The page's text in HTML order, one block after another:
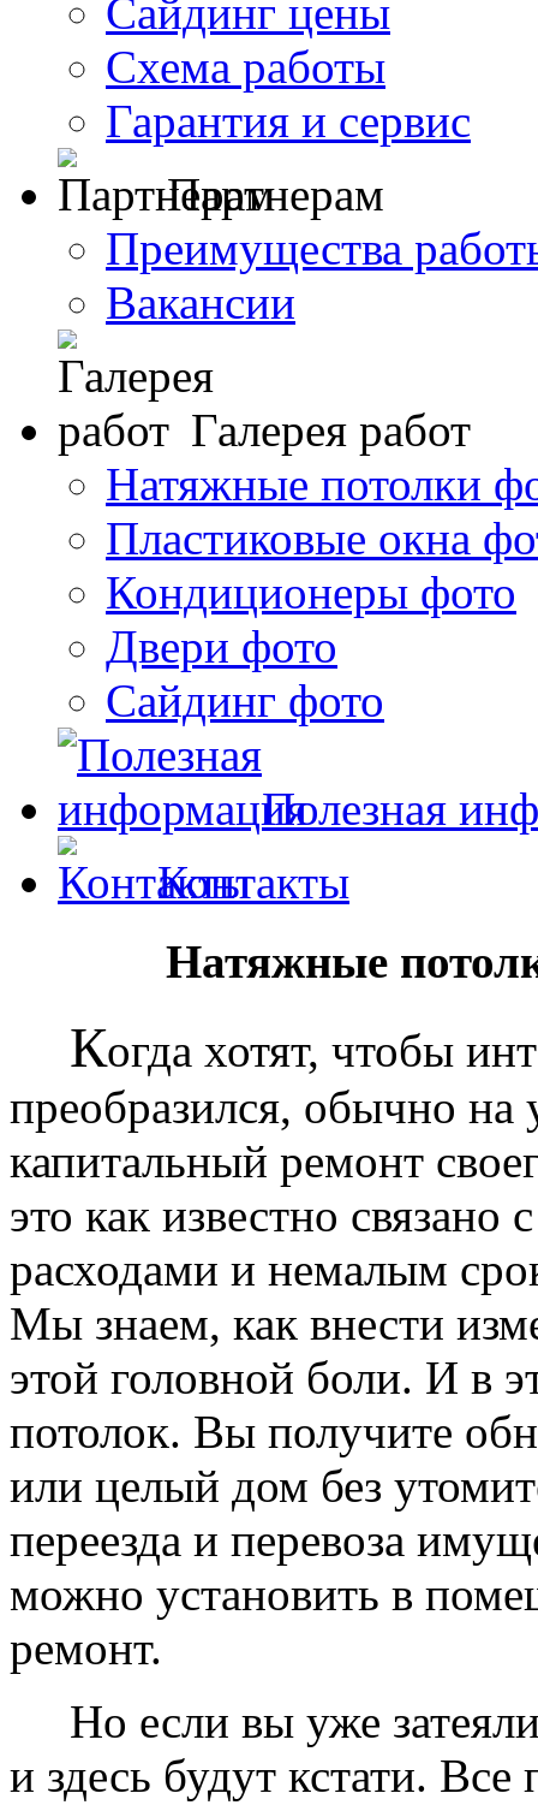
Сайдинг цены
Схема работы
Гарантия и сервис
Партнерам
Преимущества
Вакансии
Галерея работ
Натяжные потолки
Пластиковые окна
Кондиционеры фото
Двери фото
Сайдинг фото
Полезная
Контакты
Натяжные
Когда хотят, чтобы
преобразился, обычно на
капитальный ремонт
это как известно
расходами и немалым
Мы знаем, как внести
этой головной боли. И в
потолок. Вы получите
или целый дом без
переезда и перевоза
можно установить в
ремонт.
Но если вы уже
и здесь будут кстати.